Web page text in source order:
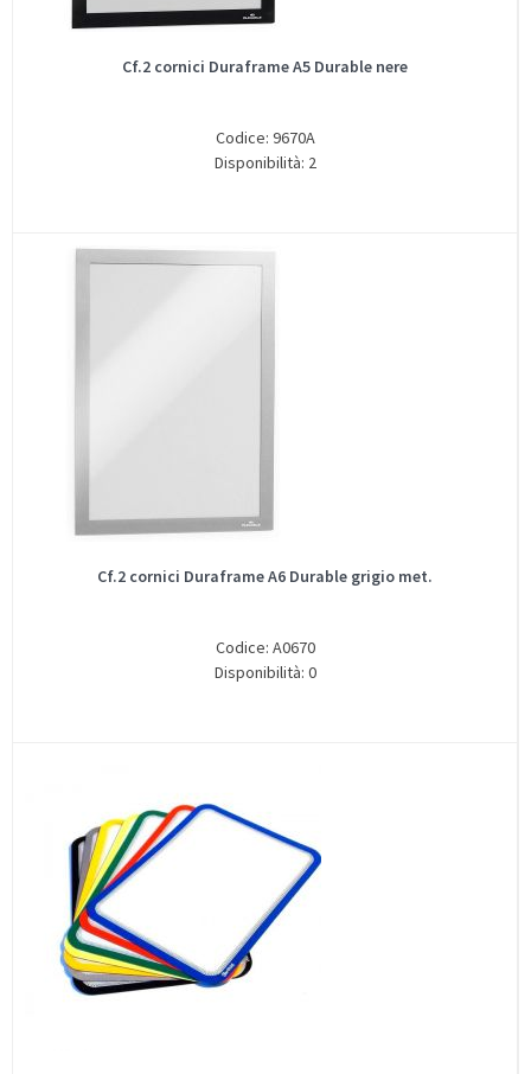
Cf.2 cornici Duraframe A5 Durable nere
Codice: 9670A
Disponibilità: 2
Cf.2 cornici Duraframe A6 Durable grigio met.
Codice: A0670
Disponibilità: 0